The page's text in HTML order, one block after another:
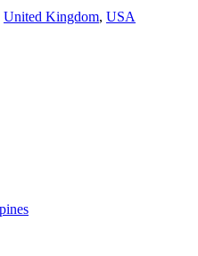
United Kingdom, USA